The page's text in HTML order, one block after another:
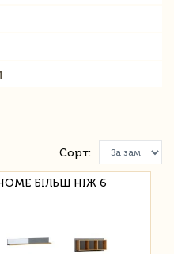
Сорт:
БІЛЬШ НІЖ 6